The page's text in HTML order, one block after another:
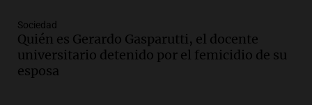
en suspenso a hombre por simular robo
de recaudación en San Luis
Panorama Federal
Episodios
Sociedad
Quién es Gerardo Gasparutti, el docente
universitario detenido por el femicidio de su
esposa